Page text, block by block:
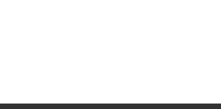
forordet kalder han meget sigende romanen”en bog om